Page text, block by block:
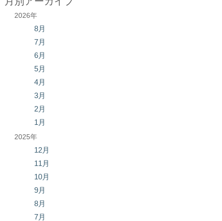
2026年
8月
7月
6月
5月
4月
3月
2月
1月
2025年
12月
11月
10月
9月
8月
7月